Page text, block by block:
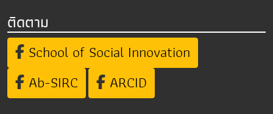
ติดตาม
School of Social Innovation
Ab-SIRC
ARCID